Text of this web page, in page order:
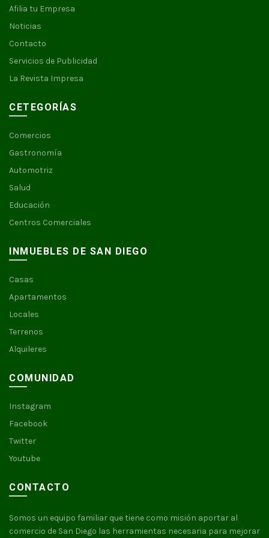
Afilia tu Empresa
Noticias
Contacto
Servicios de Publicidad
La Revista Impresa
CETEGORÍAS
Comercios
Gastronomía
Automotriz
Salud
Educación
Centros Comerciales
INMUEBLES DE SAN DIEGO
Casas
Apartamentos
Locales
Terrenos
Alquileres
COMUNIDAD
Instagram
Facebook
Twitter
Youtube
CONTACTO
Somos un equipo familiar que tiene como misión aportar al
comercio de San Diego las herramientas necesaria para mejorar